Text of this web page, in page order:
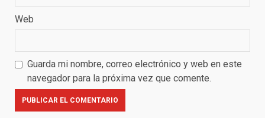
Web
Guarda mi nombre, correo electrónico y web en este
navegador para la próxima vez que comente.